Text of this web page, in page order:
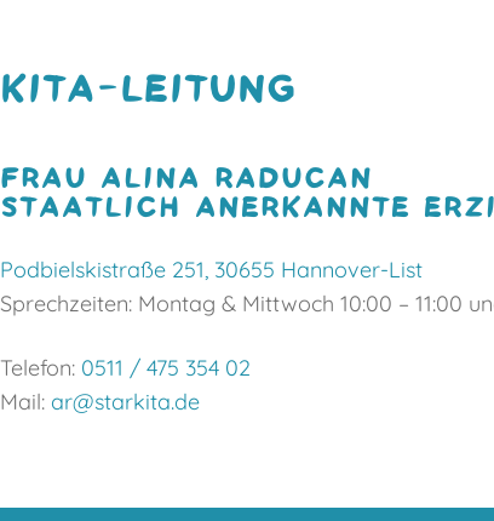
KITA-LEITUNG
FRAU ALINA RADUCAN
STAATLICH ANERKANNTE
Podbielskistraße 251, 30655 Hannover-List
Sprechzeiten: Montag & Mittwoch 10:00 – 11:00
Telefon: 0511 / 475 354 02
Mail: ar@starkita.de